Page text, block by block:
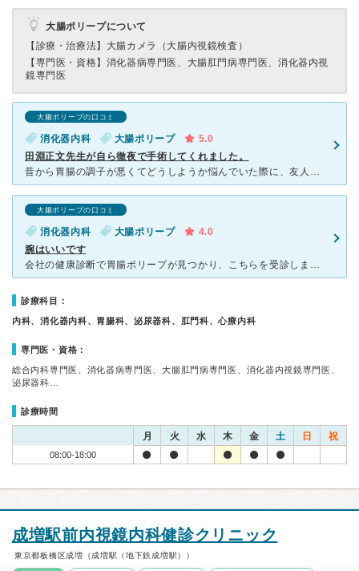
大腸ポリープについて
【診療・治療法】 大腸カメラ（大腸内視鏡検査）
【専門医・資格】 消化器病専門医、大腸肛門病専門医、消化器内視
鏡専門医
大腸ポリープの口コミ
消化器内科 大腸ポリープ
5.0
田淵正文先生が自ら徹夜で手術してくれました。
昔から胃腸の調子が悪くてどうしようか悩んでいた際に、友人からこちらの中目黒消化器クリニックを教えてもらいました。 ここのレビューを見ていたので、時間はかかるかと思っていたのでそれに対する不満
大腸ポリープの口コミ
消化器内科 大腸ポリープ
4.0
腕はいいです
会社の健康診断で胃腸ポリープが見つかり、こちらを受診しました。口と肛門と両方から内視鏡を入れてポリープを切除しました。大腸内視鏡は全身麻酔のため、一晩入院することになります。ここは先生の説明も丁寧でわ
診療科目：
内科、消化器内科、胃腸科、泌尿器科、肛門科、心療内科
専門医・資格：
総合内科専門医、消化器病専門医、大腸肛門病専門医、消化器内視鏡専門医、
泌尿器科…
診療時間
月 火 水 木 金 土 日 祝
08:00-18:00
成増駅前内視鏡内科健診クリニック
東京都板橋区成増（成増駅（地下鉄成増駅））